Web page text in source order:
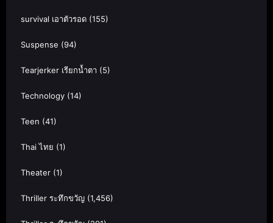
survival เอาตัวรอด (155)
Suspense (94)
Tearjerker เรียกน้ำตา (5)
Technology (14)
Teen (41)
Thai ไทย (1)
Theater (1)
Thriller ระทึกขวัญ (1,456)